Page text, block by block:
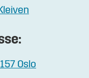
Oslo